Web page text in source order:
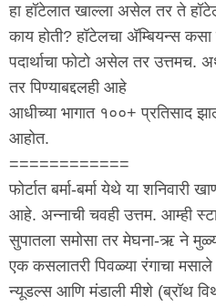
हा हॉटेलात खाल्ला असेल तर ते
काय होती? हॉटेलचा अ‍ॅम्बियन्स
पदार्थाचा फोटो असेल तर उत्तमच.
तर पिण्याबद्दलही आहे
आधीच्या भागात १००+ प्रतिसाद
आहोत.
============
फोर्टात बर्मा-बर्मा येथे या शनिवारी
आहे. अन्नाची चवही उत्तम. आम्ही
सुपातला समोसा तर मेघना-ऋ ने
एक कसलातरी पिवळ्या रंगाचा
न्यूडल्स आणि मंडाली मीशे (ब्रॉथ